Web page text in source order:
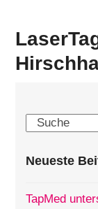
Search
Neueste
TapMed